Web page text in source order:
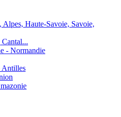
Alpes, Haute-Savoie, Savoie,
- Normandie
Antilles